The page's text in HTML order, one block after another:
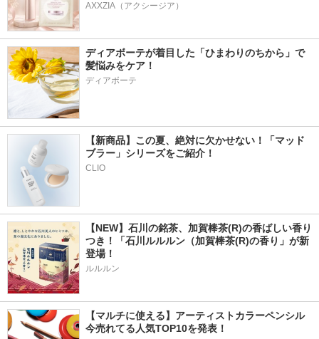
AXXZIA（アクシージア）
ディアボーテが着目した「ひまわりのちから」で
髪悩みをケア！
ディアボーテ
【新商品】この夏、絶対に欠かせない！「マッド
ブラー」シリーズをご紹介！
CLIO
【NEW】石川の銘茶、加賀棒茶(R)の香ばしい香り
つき！「石川ルルルン（加賀棒茶(R)の香り」が新
登場！
ルルルン
【マルチに使える】アーティストカラーペンシル
今売れてる人気TOP10を発表！